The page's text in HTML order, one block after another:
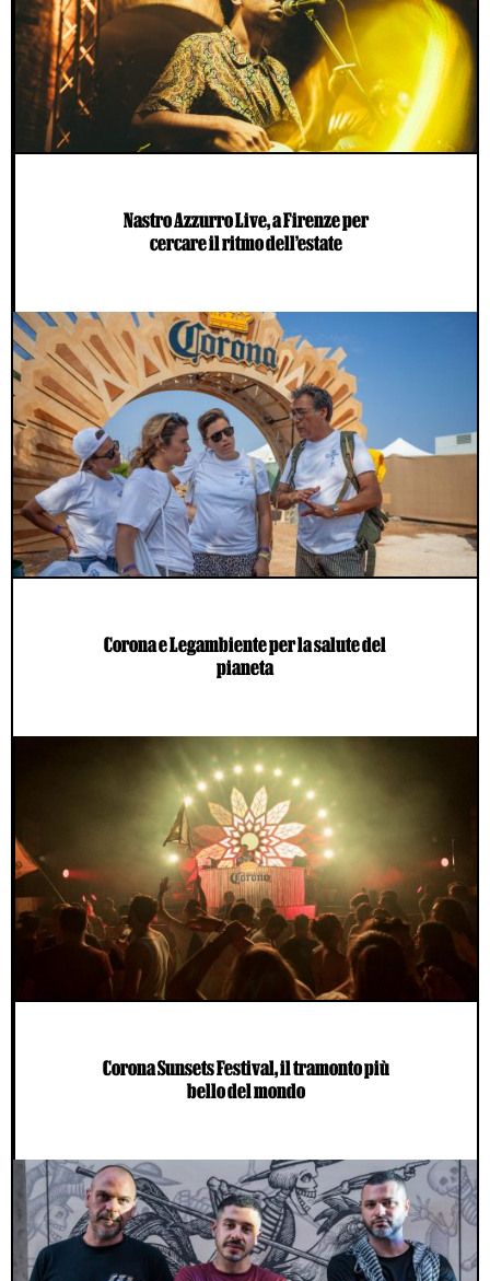
Nastro Azzurro Live, a Firenze per
cercare il ritmo dell’estate
Corona e Legambiente per la salute del
pianeta
Corona Sunsets Festival, il tramonto più
bello del mondo